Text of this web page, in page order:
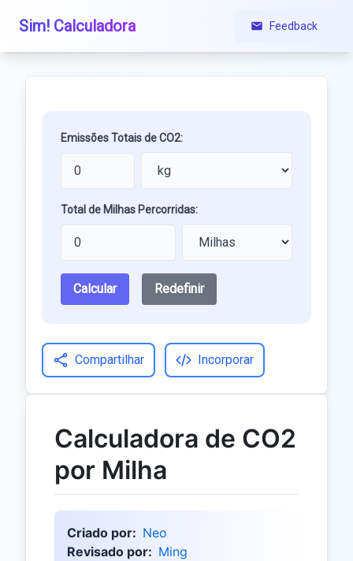
Sim! Calculadora Feedback
Emissões Totais de CO2:
Total de Milhas Percorridas:
Calcular Redefinir
Compartilhar Incorporar
Calculadora de CO2
por Milha
Criado por: Neo
Revisado por: Ming